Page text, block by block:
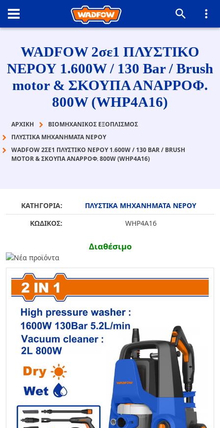
WADFOW 2σε1 ΠΛΥΣΤΙΚΟ
ΝΕΡΟΥ 1.600W / 130 Bar / Brush
motor & ΣΚΟΥΠΑ ΑΝΑΡΡΟΦ.
800W (WHP4A16)
ΑΡΧΙΚΉ
ΒΙΟΜΗΧΑΝΙΚΟΣ ΕΞΟΠΛΙΣΜΟΣ
ΠΛΥΣΤΙΚΑ ΜΗΧΑΝΗΜΑΤΑ ΝΕΡΟΥ
WADFOW 2ΣΕ1 ΠΛΥΣΤΙΚΟ ΝΕΡΟΥ 1.600W / 130 BAR / BRUSH
MOTOR & ΣΚΟΥΠΑ ΑΝΑΡΡΟΦ. 800W (WHP4A16)
ΚΑΤΗΓΟΡΙΑ:
ΠΛΥΣΤΙΚΑ ΜΗΧΑΝΗΜΑΤΑ ΝΕΡΟΥ
ΚΩΔΙΚΟΣ:
WHP4A16
Διαθέσιμο